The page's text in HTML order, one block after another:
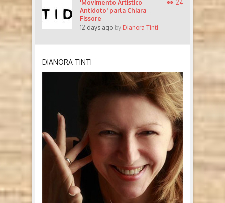
'Movimento Artistico
Antidoto' parla Chiara
Fissore
12 days ago by Dianora Tinti
24
DIANORA TINTI